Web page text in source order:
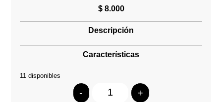
$8.000
Descripción
Características
11 disponibles
Quantity
- +